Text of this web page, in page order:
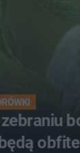
obfite